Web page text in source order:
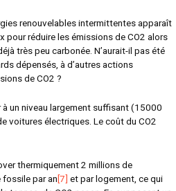
renouvelables intermittentes apparaît
pour réduire les émissions de CO2 alors
très peu carbonée. N’aurait-il pas été
dépensés, à d’autres actions
de CO2 ?
un niveau largement suffisant (15000
voitures électriques. Le coût du CO2
thermiquement 2 millions de
fossile par an[7] et par logement, ce qui